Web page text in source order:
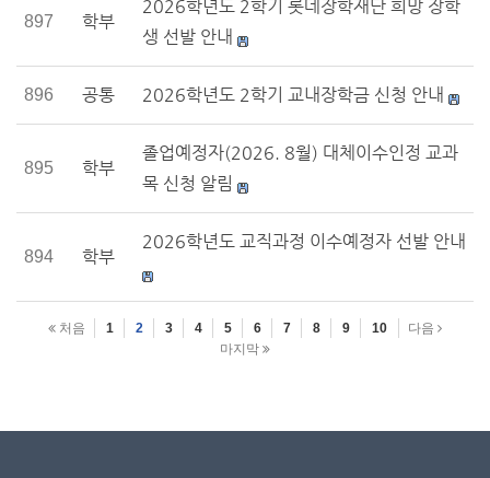
897 학부
2026학년도 2학기 롯데장학재단 희망 장학
생 선발 안내
896 공통 2026학년도 2학기 교내장학금 신청 안내
895 학부
졸업예정자(2026. 8월) 대체이수인정 교과
목 신청 알림
894 학부
2026학년도 교직과정 이수예정자 선발 안내
처음 1 2 3 4 5 6 7 8 9 10
다음
마지막